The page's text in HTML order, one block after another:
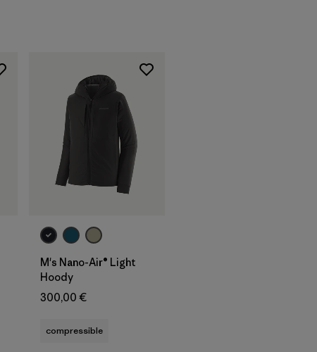
M's Nano-Air® Light
Hoody
300,00 €
compressible